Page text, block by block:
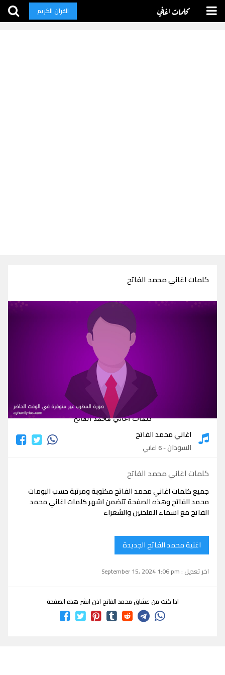
كلمات اغاني القران الكريم
كلمات اغاني محمد الفاتح
كلمات اغاني محمد الفاتح
اغاني محمد الفاتح
السودان- 6 اغاني
كلمات اغاني محمد الفاتح
جميع كلمات اغاني محمد الفاتح مكتوبة ومرتبة حسب البومات
محمد الفاتح وهذه الصفحة تتضمن اشهر كلمات اغاني محمد
الفاتح مع اسماء الملحنين والشعراء
اغنية محمد الفاتح الجديدة
اخر تعديل : September 15, 2024 1:06 pm
اذا كنت من عشاق محمد الفاتح اذن انشر هذه الصفحة